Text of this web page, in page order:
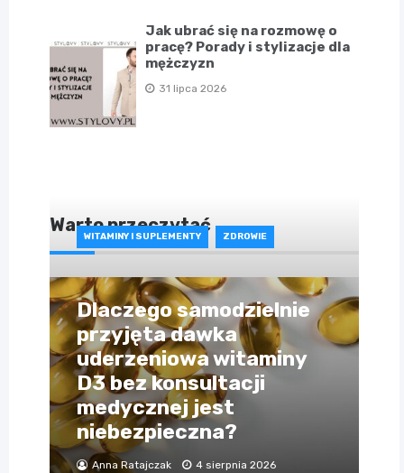
Jak ubrać się na rozmowę o
pracę? Porady i stylizacje dla
mężczyzn
31 lipca 2026
Warto przeczytać
WITAMINY I SUPLEMENTY ZDROWIE
Dlaczego samodzielnie
przyjęta dawka
uderzeniowa witaminy
D3 bez konsultacji
medycznej jest
niebezpieczna?
Anna Ratajczak 4 sierpnia 2026